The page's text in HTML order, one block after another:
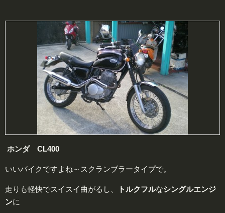
ホンダ CL400
いいバイクですよね～スクランブラータイプで。
走りも軽快でスイスイ曲がるし、 トルクフルなシングルエンジ
ンに